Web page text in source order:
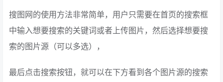
搜图网的使用方法非常简单，用户只需要在首页的搜索框
中输入想要搜索的关键词或者上传图片，然后选择想要搜
索的图片源（可以多选），
最后点击搜索按钮，就可以在下方看到各个图片源的搜索